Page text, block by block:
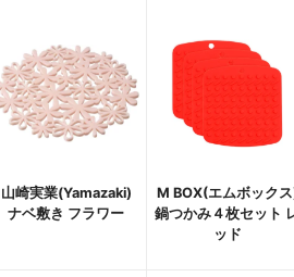
山崎実業(Yamazaki)
ナベ敷き フラワー
M BOX(エムボック
鍋つかみ４枚セット
ッド